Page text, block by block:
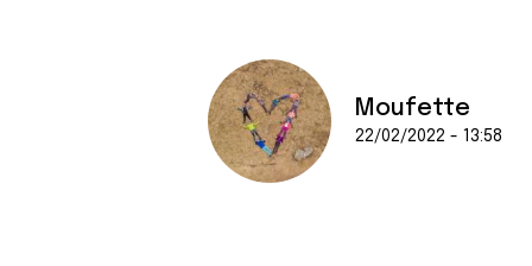
Moufette
22/02/2022 - 13:58